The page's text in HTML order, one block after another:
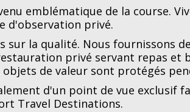
emblématique de la course.
d'observation privé.
sur la qualité. Nous fournissons
privé servant repas et
de valeur sont protégés
d'un point de vue exclusif
Travel Destinations.